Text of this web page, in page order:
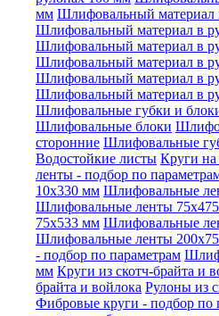
мм Шлифовальный материал
Шлифовальный материал в
Шлифовальный материал в
Шлифовальный материал в
Шлифовальный материал в
Шлифовальный материал в
Шлифовальные губки и
Шлифовальные блоки
сторонние Шлифовальные
Водостойкие листы Круги на
ленты - подбор по
10x330 мм Шлифовальные
Шлифовальные ленты
75x533 мм Шлифовальные
Шлифовальные ленты
- подбор по параметрам
мм Круги из скотч-брайта и
брайта и войлока Рулоны из
Фибровые круги - подбор по